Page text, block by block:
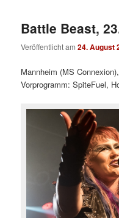
Battle Beast,
Veröffentlicht am24. August
Mannheim (MS
Vorprogramm: SpiteFuel,